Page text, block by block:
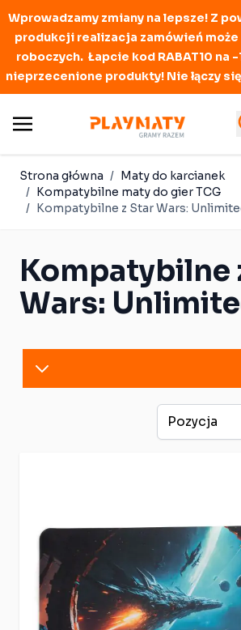
Wprowadzamy zmiany na lepsze! Z
produkcji realizacja zamówień może
roboczych. Łapcie kod RABAT10 na
nieprzecenione produkty! Nie łączy
Strona główna / Maty do karcianek
/ Kompatybilne maty do gier TCG
/ Kompatybilne z Star Wars:
Kompatybilne
Wars: